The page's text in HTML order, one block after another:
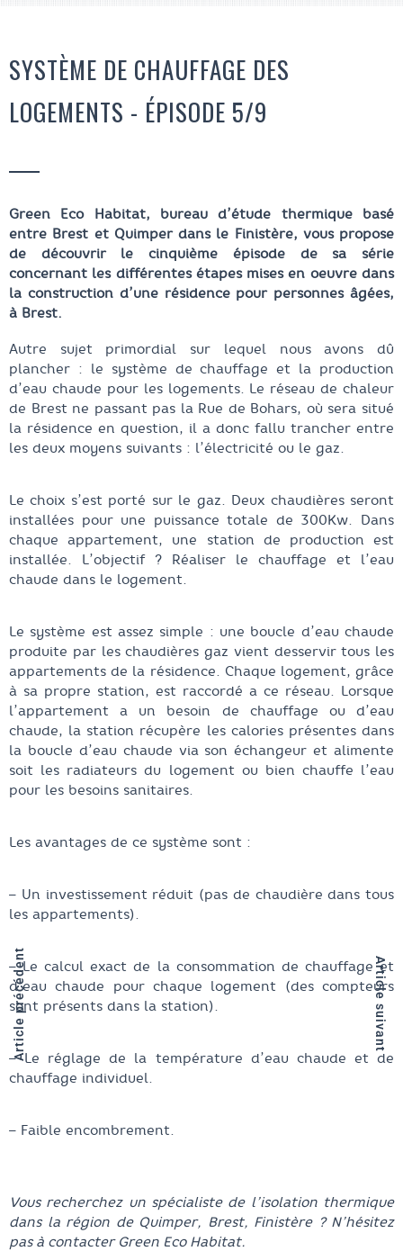
SYSTÈME DE CHAUFFAGE DES
LOGEMENTS - ÉPISODE 5/9
Green Eco Habitat, bureau d’étude thermique basé
entre Brest et Quimper dans le Finistère, vous propose
de découvrir le cinquième épisode de sa série
concernant les différentes étapes mises en oeuvre dans
la construction d’une résidence pour personnes âgées,
à Brest.
Autre sujet primordial sur lequel nous avons dû
plancher : le système de chauffage et la production
d’eau chaude pour les logements. Le réseau de chaleur
de Brest ne passant pas la Rue de Bohars, où sera situé
la résidence en question, il a donc fallu trancher entre
les deux moyens suivants : l’électricité ou le gaz.
Le choix s’est porté sur le gaz. Deux chaudières seront
installées pour une puissance totale de 300Kw. Dans
chaque appartement, une station de production est
installée. L’objectif ? Réaliser le chauffage et l’eau
chaude dans le logement.
Le système est assez simple : une boucle d’eau chaude
produite par les chaudières gaz vient desservir tous les
appartements de la résidence. Chaque logement, grâce
à sa propre station, est raccordé a ce réseau. Lorsque
l’appartement a un besoin de chauffage ou d’eau
chaude, la station récupère les calories présentes dans
la boucle d’eau chaude via son échangeur et alimente
soit les radiateurs du logement ou bien chauffe l’eau
pour les besoins sanitaires.
Les avantages de ce système sont :
– Un investissement réduit (pas de chaudière dans tous
les appartements).
– Le calcul exact de la consommation de chauffage et
d’eau chaude pour chaque logement (des compteurs
sont présents dans la station).
– Le réglage de la température d’eau chaude et de
chauffage individuel.
– Faible encombrement.
Vous recherchez un spécialiste de l’isolation thermique
dans la région de Quimper, Brest, Finistère ? N’hésitez
pas à contacter Green Eco Habitat.
Article précédent Article suivant